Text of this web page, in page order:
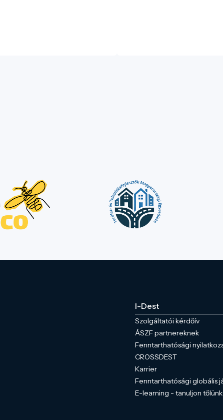
I-Dest
Szolgáltatói kérdőív
ÁSZF partnereknek
Fenntarthatósági
CROSSDEST
Karrier
Fenntarthatósági globális
E-learning - tanuljon